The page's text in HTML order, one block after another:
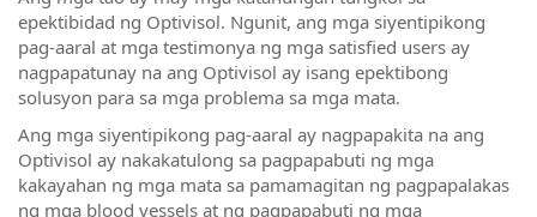
epektibidad ng Optivisol. Ngunit, ang mga siyentipikong
pag-aaral at mga testimonya ng mga satisfied users ay
nagpapatunay na ang Optivisol ay isang epektibong
solusyon para sa mga problema sa mga mata.
Ang mga siyentipikong pag-aaral ay nagpapakita na ang
Optivisol ay nakakatulong sa pagpapabuti ng mga
kakayahan ng mga mata sa pamamagitan ng pagpapalakas
ng mga blood vessels at ng pagpapabuti ng mga